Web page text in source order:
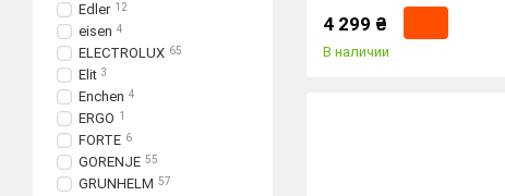
4 299 ₴
В наличии
Edler 12
eisen 4
ELECTROLUX 65
Elit 3
Enchen 4
ERGO 1
FORTE 6
GORENJE 55
GRUNHELM 57